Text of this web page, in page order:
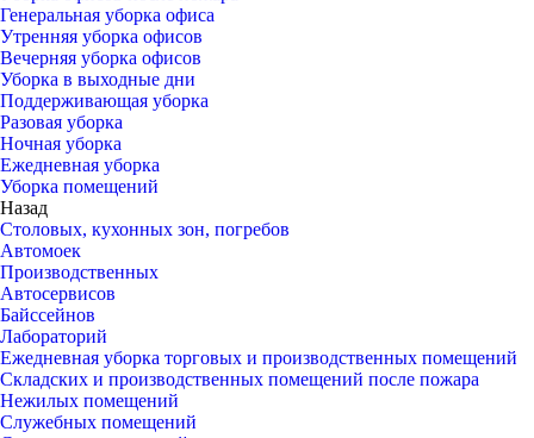
Генеральная уборка офиса
Утренняя уборка офисов
Вечерняя уборка офисов
Уборка в выходные дни
Поддерживающая уборка
Разовая уборка
Ночная уборка
Ежедневная уборка
Уборка помещений
Назад
Столовых, кухонных зон, погребов
Автомоек
Производственных
Автосервисов
Байссейнов
Лабораторий
Ежедневная уборка торговых и производственных помещений
Складских и производственных помещений после пожара
Нежилых помещений
Служебных помещений